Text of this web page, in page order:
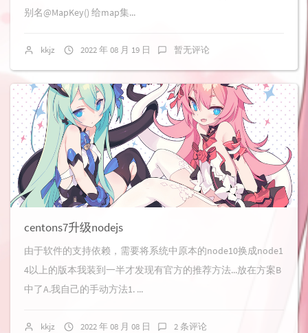
别名@MapKey() 给map集...
kkjz 2022 年 08 月 19 日 暂无评论
centons7升级nodejs
由于软件的支持依赖，需要将系统中原本的node10换成node1
4以上的版本我装到一半才发现有官方的推荐方法...放在方案B
中了A.我自己的手动方法1. ...
kkjz 2022 年 08 月 08 日 2 条评论